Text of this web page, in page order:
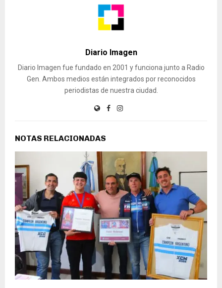
Diario Imagen
Diario Imagen fue fundado en 2001 y funciona junto a Radio
Gen. Ambos medios están integrados por reconocidos
periodistas de nuestra ciudad.
NOTAS RELACIONADAS